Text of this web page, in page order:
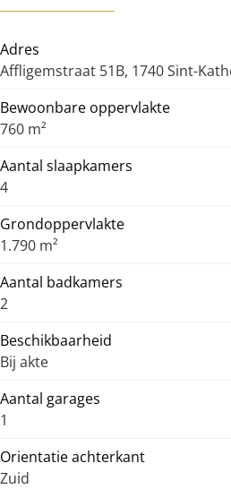
Adres
Affligemstraat 51B, 1740 Sint-
Bewoonbare oppervlakte
760 m²
Aantal slaapkamers
4
Grondoppervlakte
1.790 m²
Aantal badkamers
2
Beschikbaarheid
Bij akte
Aantal garages
1
Orientatie achterkant
Zuid